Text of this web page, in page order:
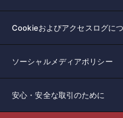
Cookieおよびアクセスログに
ソーシャルメディアポリシー
安心・安全な取引のために